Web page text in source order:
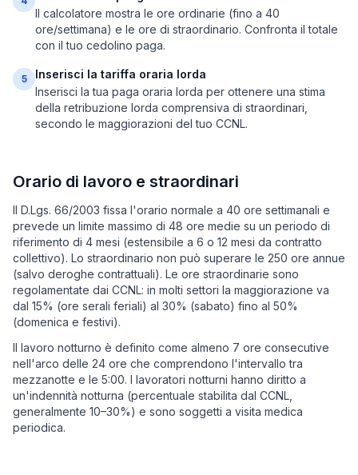
Il calcolatore mostra le ore ordinarie (fino a 40
ore/settimana) e le ore di straordinario. Confronta il totale
con il tuo cedolino paga.
5
Inserisci la tariffa oraria lorda
Inserisci la tua paga oraria lorda per ottenere una stima
della retribuzione lorda comprensiva di straordinari,
secondo le maggiorazioni del tuo CCNL.
Orario di lavoro e straordinari
Il D.Lgs. 66/2003 fissa l'orario normale a 40 ore settimanali e
prevede un limite massimo di 48 ore medie su un periodo di
riferimento di 4 mesi (estensibile a 6 o 12 mesi da contratto
collettivo). Lo straordinario non può superare le 250 ore annue
(salvo deroghe contrattuali). Le ore straordinarie sono
regolamentate dai CCNL: in molti settori la maggiorazione va
dal 15% (ore serali feriali) al 30% (sabato) fino al 50%
(domenica e festivi).
Il lavoro notturno è definito come almeno 7 ore consecutive
nell'arco delle 24 ore che comprendono l'intervallo tra
mezzanotte e le 5:00. I lavoratori notturni hanno diritto a
un'indennità notturna (percentuale stabilita dal CCNL,
generalmente 10–30%) e sono soggetti a visita medica
periodica.